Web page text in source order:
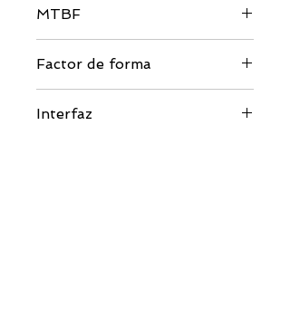
MTBF
Factor de forma
Interfaz